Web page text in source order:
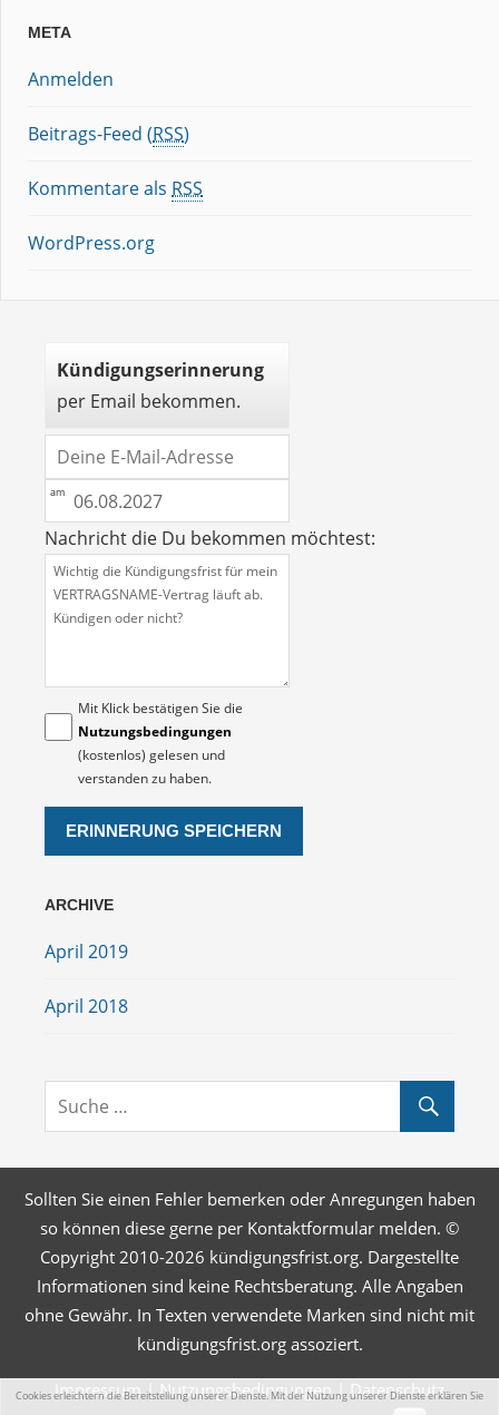
META
Anmelden
Beitrags-Feed (RSS)
Kommentare als RSS
WordPress.org
Kündigungserinnerung
per Email bekommen.
Nachricht die Du bekommen möchtest:
Mit Klick bestätigen Sie die
Nutzungsbedingungen
(kostenlos) gelesen und
verstanden zu haben.
ARCHIVE
April 2019
April 2018
Sollten Sie einen Fehler bemerken oder Anregungen haben
so können diese gerne per Kontaktformular melden. ©
Copyright 2010-2026 kündigungsfrist.org. Dargestellte
Informationen sind keine Rechtsberatung. Alle Angaben
ohne Gewähr. In Texten verwendete Marken sind nicht mit
kündigungsfrist.org assoziert.
Impressum|Nutzungsbedingungen|Datenschutz
Cookies erleichtern die Bereitstellung unserer Dienste. Mit der Nutzung unserer Dienste erklären Sie